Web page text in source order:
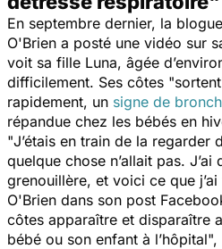
En septembre dernier, la
O'Brien a posté une vidéo sur
voit sa fille Luna, âgée
difficilement. Ses côtes
rapidement, un signe de
répandue chez les bébés en
"J’étais en train de la regarder
quelque chose n’allait pas. J’ai
grenouillère, et voici ce que j’ai
O'Brien dans son post
côtes apparaître et disparaître
bébé ou son enfant à l’hôpital",